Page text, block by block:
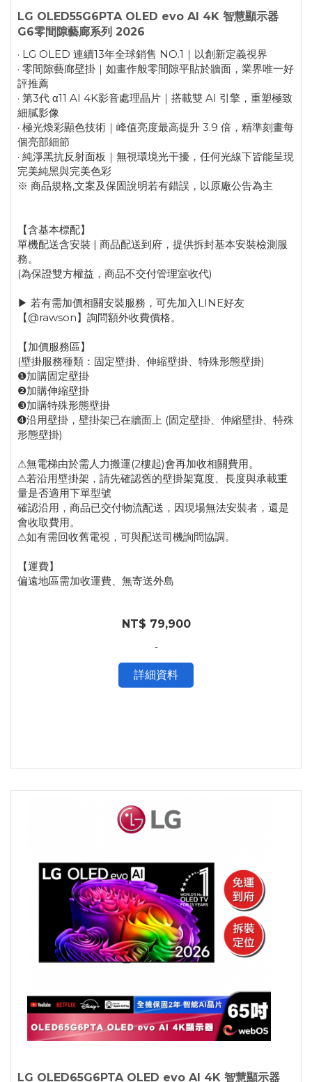
LG OLED55G6PTA OLED evo AI 4K 智慧顯示器
G6零間隙藝廊系列 2026
· LG OLED 連續13年全球銷售 NO.1｜以創新定義視界
· 零間隙藝廊壁掛｜如畫作般零間隙平貼於牆面，業界唯一好
評推薦
· 第3代 α11 AI 4K影音處理晶片｜搭載雙 AI 引擎，重塑極致
細膩影像
· 極光煥彩顯色技術｜峰值亮度最高提升 3.9 倍，精準刻畫每
個亮部細節
· 純淨黑抗反射面板｜無視環境光干擾，任何光線下皆能呈現
完美純黑與完美色彩
※ 商品規格,文案及保固說明若有錯誤，以原廠公告為主
【含基本標配】
單機配送含安裝 | 商品配送到府，提供拆封基本安裝檢測服
務。
(為保證雙方權益，商品不交付管理室收代)
▶ 若有需加價相關安裝服務，可先加入LINE好友
【@rawson】詢問額外收費價格。
【加價服務區】
(壁掛服務種類：固定壁掛、伸縮壁掛、特殊形態壁掛)
❶加購固定壁掛
❷加購伸縮壁掛
❸加購特殊形態壁掛
➍沿用壁掛，壁掛架已在牆面上 (固定壁掛、伸縮壁掛、特殊
形態壁掛)
⚠無電梯由於需人力搬運(2樓起)會再加收相關費用。
⚠若沿用壁掛架，請先確認舊的壁掛架寬度、長度與承載重
量是否適用下單型號
確認沿用，商品已交付物流配送，因現場無法安裝者，還是
會收取費用。
⚠如有需回收舊電視，可與配送司機詢問協調。
【運費】
偏遠地區需加收運費、無寄送外島
NT$ 79,900
-
詳細資料
LG OLED65G6PTA OLED evo AI 4K 智慧顯示器